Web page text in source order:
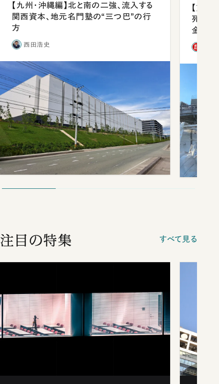
【九州・沖縄編】北と南の二強、流入する
関西資本、地元名門塾の“三つ巴”の行
方
西田浩史
【熊本
死を分
金」
注目の特集 すべて見る